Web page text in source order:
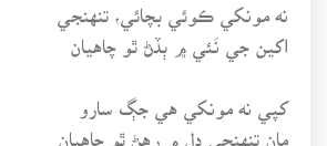
نه مونکي ڪوئي بچائي، تنهنجي
اکين جي نَئي ۾ ٻڏڻ ٿو چاهيان
کپي نه مونکي هي جڳ سارو
مان تنهنجي دل ۾ رهڻ ٿو چاهيان